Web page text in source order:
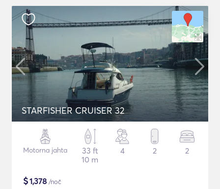
STARFISHER CRUISER 32
Motorna jahta
33 ft
10 m
4 2 2
$1,378 /noč